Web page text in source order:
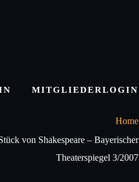
MITGLIEDERLOGIN
Home
von Shakespeare – Bayerischer
Theaterspiegel 3/2007